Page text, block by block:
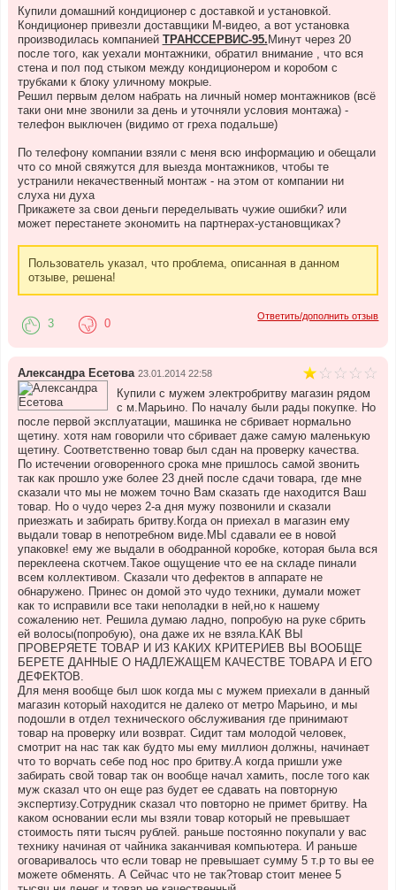
Купили домашний кондиционер с доставкой и установкой.
Кондиционер привезли доставщики М-видео, а вот установка
производилась компанией ТРАНССЕРВИС-95. Минут через 20
после того, как уехали монтажники, обратил внимание , что вся
стена и пол под стыком между кондиционером и коробом с
трубками к блоку уличному мокрые.
Решил первым делом набрать на личный номер монтажников (всё
таки они мне звонили за день и уточняли условия монтажа) -
телефон выключен (видимо от греха подальше)
По телефону компании взяли с меня всю информацию и обещали
что со мной свяжутся для выезда монтажников, чтобы те
устранили некачественный монтаж - на этом от компании ни
слуха ни духа
Прикажете за свои деньги переделывать чужие ошибки? или
может перестанете экономить на партнерах-установщиках?
Пользователь указал, что проблема, описанная в данном
отзыве, решена!
Ответить/дополнить отзыв
3 0
Александра Есетова 23.01.2014 22:58
Купили с мужем электробритву магазин рядом
с м.Марьино. По началу были рады покупке. Но
после первой эксплуатации, машинка не сбривает нормально
щетину. хотя нам говорили что сбривает даже самую маленькую
щетину. Соответственно товар был сдан на проверку качества.
По истечении оговоренного срока мне пришлось самой звонить
так как прошло уже более 23 дней после сдачи товара, где мне
сказали что мы не можем точно Вам сказать где находится Ваш
товар. Но о чудо через 2-а дня мужу позвонили и сказали
приезжать и забирать бритву.Когда он приехал в магазин ему
выдали товар в непотребном виде.МЫ сдавали ее в новой
упаковке! ему же выдали в ободранной коробке, которая была вся
переклеена скотчем.Такое ощущение что ее на складе пинали
всем коллективом. Сказали что дефектов в аппарате не
обнаружено. Принес он домой это чудо техники, думали может
как то исправили все таки неполадки в ней,но к нашему
сожалению нет. Решила думаю ладно, попробую на руке сбрить
ей волосы(попробую), она даже их не взяла.КАК ВЫ
ПРОВЕРЯЕТЕ ТОВАР И ИЗ КАКИХ КРИТЕРИЕВ ВЫ ВООБЩЕ
БЕРЕТЕ ДАННЫЕ О НАДЛЕЖАЩЕМ КАЧЕСТВЕ ТОВАРА И ЕГО
ДЕФЕКТОВ.
Для меня вообще был шок когда мы с мужем приехали в данный
магазин который находится не далеко от метро Марьино, и мы
подошли в отдел технического обслуживания где принимают
товар на проверку или возврат. Сидит там молодой человек,
смотрит на нас так как будто мы ему миллион должны, начинает
что то ворчать себе под нос про бритву.А когда пришли уже
забирать свой товар так он вообще начал хамить, после того как
муж сказал что он еще раз будет ее сдавать на повторную
экспертизу.Сотрудник сказал что повторно не примет бритву. На
каком основании если мы взяли товар который не превышает
стоимость пяти тысяч рублей. раньше постоянно покупали у вас
технику начиная от чайника заканчивая компьютера. И раньше
оговаривалось что если товар не превышает сумму 5 т.р то вы ее
можете обменять. А Сейчас что не так?товар стоит менее 5